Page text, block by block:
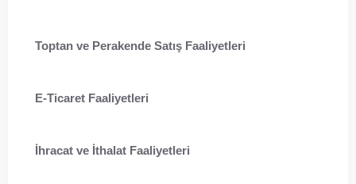
Toptan ve Perakende Satış Faaliyetleri
E-Ticaret Faaliyetleri
İhracat ve İthalat Faaliyetleri